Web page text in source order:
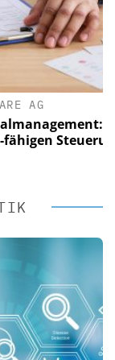
Von
Steuerung